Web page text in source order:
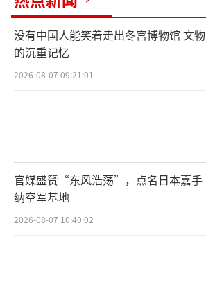
没有中国人能笑着走出冬宫博物馆 文物
的沉重记忆
2026-08-07 09:21:01
官媒盛赞“东风浩荡”，点名日本嘉手
纳空军基地
2026-08-07 10:40:02